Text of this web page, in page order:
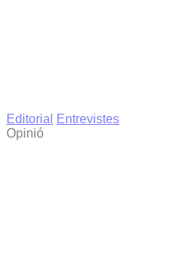
Editorial
Entrevistes
Opinió